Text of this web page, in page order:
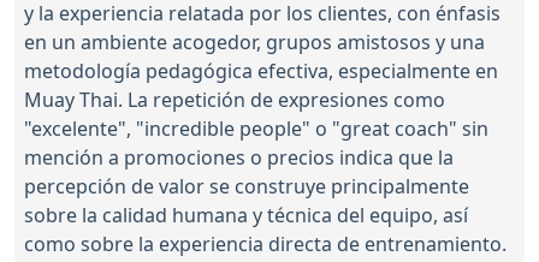
y la experiencia relatada por los clientes, con énfasis
en un ambiente acogedor, grupos amistosos y una
metodología pedagógica efectiva, especialmente en
Muay Thai. La repetición de expresiones como
"excelente", "incredible people" o "great coach" sin
mención a promociones o precios indica que la
percepción de valor se construye principalmente
sobre la calidad humana y técnica del equipo, así
como sobre la experiencia directa de entrenamiento.